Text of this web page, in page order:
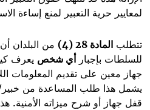
لمعايير حرية التعبير لمنع إساءة
تتطلب المادة 28 (4)
من البلدان
للسلطات بإجبارأي شخص يعرف
جهاز معين على تقديم المعلومات
يشمل هذا طلب المساعدة من
قفل جهاز أو شرح ميزاته الأمنية.